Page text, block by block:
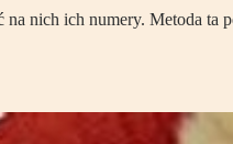
nich ich numery. Metoda ta